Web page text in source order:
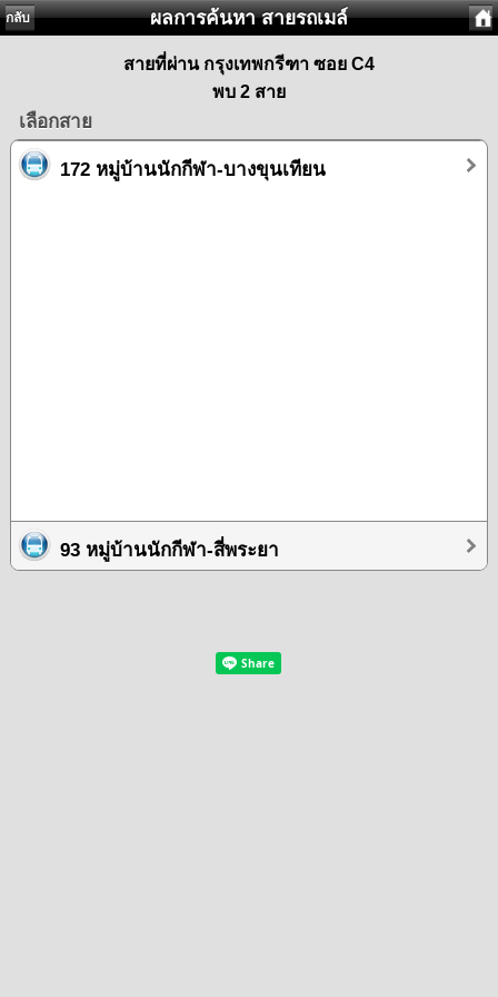
กลับ ผลการค้นหา สายรถเมล์
สายที่ผ่าน กรุงเทพกรีฑา ซอย C4
พบ 2 สาย
เลือกสาย
172 หมู่บ้านนักกีฬา-บางขุนเทียน
93 หมู่บ้านนักกีฬา-สี่พระยา